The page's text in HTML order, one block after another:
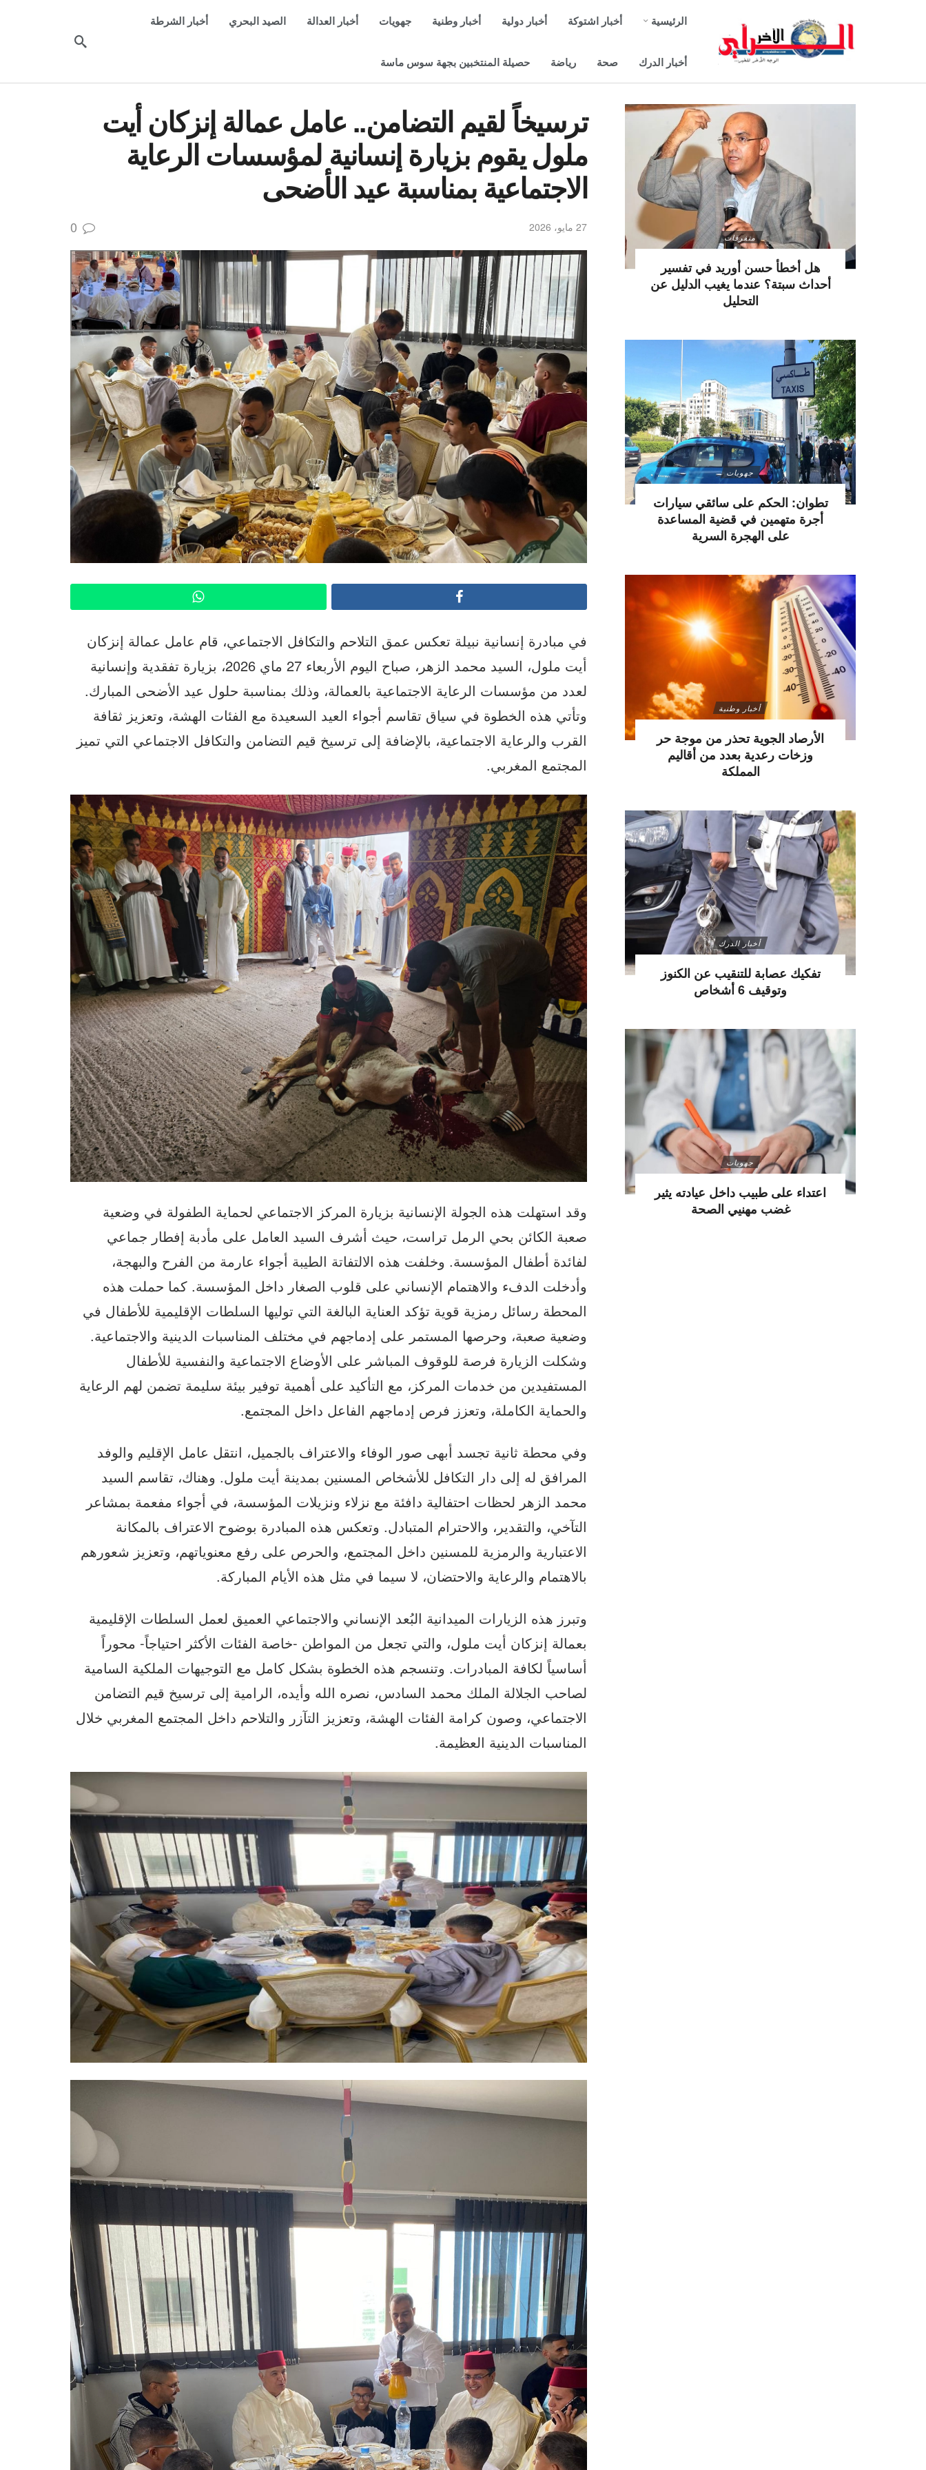
الرئيسية أخبار اشتوكة أخبار دولية أخبار وطنية جهويات أخبار العدالة الصيد البحري أخبار الشرطة
أخبار الدرك صحة رياضة حصيلة المنتخبين بجهة سوس ماسة
ترسيخاً لقيم التضامن.. عامل عمالة إنزكان أيت
ملول يقوم بزيارة إنسانية لمؤسسات الرعاية
الاجتماعية بمناسبة عيد الأضحى
27 مايو، 2026 0
في مبادرة إنسانية نبيلة تعكس عمق التلاحم والتكافل الاجتماعي، قام عامل عمالة إنزكان
أيت ملول، السيد محمد الزهر، صباح اليوم الأربعاء 27 ماي 2026، بزيارة تفقدية وإنسانية
لعدد من مؤسسات الرعاية الاجتماعية بالعمالة، وذلك بمناسبة حلول عيد الأضحى المبارك.
وتأتي هذه الخطوة في سياق تقاسم أجواء العيد السعيدة مع الفئات الهشة، وتعزيز ثقافة
القرب والرعاية الاجتماعية، بالإضافة إلى ترسيخ قيم التضامن والتكافل الاجتماعي التي تميز
المجتمع المغربي.
وقد استهلت هذه الجولة الإنسانية بزيارة المركز الاجتماعي لحماية الطفولة في وضعية
صعبة الكائن بحي الرمل تراست، حيث أشرف السيد العامل على مأدبة إفطار جماعي
لفائدة أطفال المؤسسة. وخلفت هذه الالتفاتة الطيبة أجواء عارمة من الفرح والبهجة،
وأدخلت الدفء والاهتمام الإنساني على قلوب الصغار داخل المؤسسة. كما حملت هذه
المحطة رسائل رمزية قوية تؤكد العناية البالغة التي توليها السلطات الإقليمية للأطفال في
وضعية صعبة، وحرصها المستمر على إدماجهم في مختلف المناسبات الدينية والاجتماعية.
وشكلت الزيارة فرصة للوقوف المباشر على الأوضاع الاجتماعية والنفسية للأطفال
المستفيدين من خدمات المركز، مع التأكيد على أهمية توفير بيئة سليمة تضمن لهم الرعاية
والحماية الكاملة، وتعزز فرص إدماجهم الفاعل داخل المجتمع.
وفي محطة ثانية تجسد أبهى صور الوفاء والاعتراف بالجميل، انتقل عامل الإقليم والوفد
المرافق له إلى دار التكافل للأشخاص المسنين بمدينة أيت ملول. وهناك، تقاسم السيد
محمد الزهر لحظات احتفالية دافئة مع نزلاء ونزيلات المؤسسة، في أجواء مفعمة بمشاعر
التآخي، والتقدير، والاحترام المتبادل. وتعكس هذه المبادرة بوضوح الاعتراف بالمكانة
الاعتبارية والرمزية للمسنين داخل المجتمع، والحرص على رفع معنوياتهم، وتعزيز شعورهم
بالاهتمام والرعاية والاحتضان، لا سيما في مثل هذه الأيام المباركة.
وتبرز هذه الزيارات الميدانية البُعد الإنساني والاجتماعي العميق لعمل السلطات الإقليمية
بعمالة إنزكان أيت ملول، والتي تجعل من المواطن -خاصة الفئات الأكثر احتياجاً- محوراً
أساسياً لكافة المبادرات. وتنسجم هذه الخطوة بشكل كامل مع التوجيهات الملكية السامية
لصاحب الجلالة الملك محمد السادس، نصره الله وأيده، الرامية إلى ترسيخ قيم التضامن
الاجتماعي، وصون كرامة الفئات الهشة، وتعزيز التآزر والتلاحم داخل المجتمع المغربي خلال
المناسبات الدينية العظيمة.
متفرقات
هل أخطأ حسن أوريد في تفسير
أحداث سبتة؟ عندما يغيب الدليل عن
التحليل
جهويات
تطوان: الحكم على سائقي سيارات
أجرة متهمين في قضية المساعدة
على الهجرة السرية
أخبار وطنية
الأرصاد الجوية تحذر من موجة حر
وزخات رعدية بعدد من أقاليم
المملكة
أخبار الدرك
تفكيك عصابة للتنقيب عن الكنوز
وتوقيف 6 أشخاص
جهويات
اعتداء على طبيب داخل عيادته يثير
غضب مهنيي الصحة